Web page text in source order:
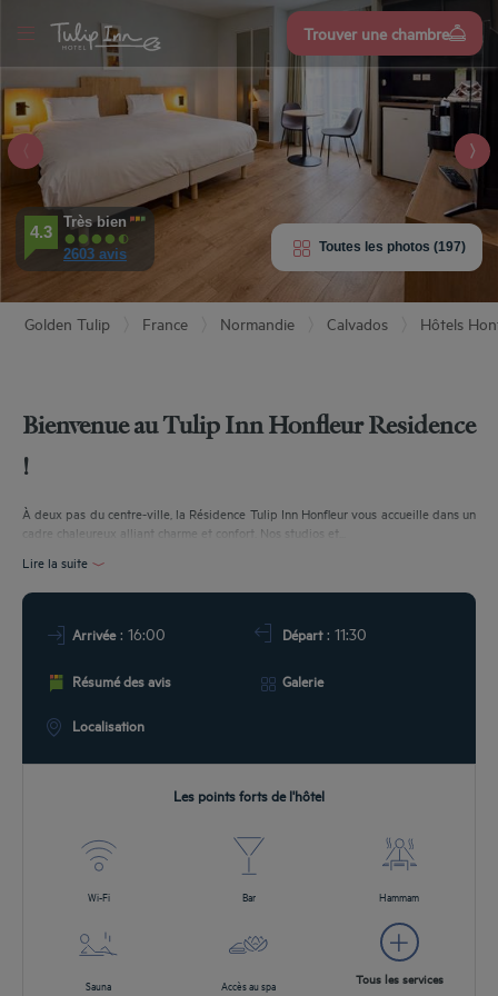
Trouver une chambre
S’inscrire
Toutes les photos (197)
4.3
Très bien
2603 avis
Golden Tulip France Normandie Calvados Hôtels
Bienvenue au Tulip Inn Honfleur Residence
!
À deux pas du centre-ville, la Résidence Tulip Inn Honfleur vous accueille dans un
cadre chaleureux alliant charme et confort. Nos studios et...
Lire la suite
Arrivée: 16:00 Départ: 11:30
Résumé des avis Galerie
Localisation
Les points forts de l'hôtel
Wi-Fi Bar Hammam
Sauna Accès au spa Tous les services